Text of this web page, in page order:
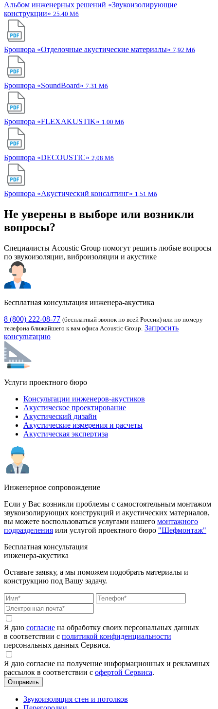
Альбом инженерных решений «Звукоизолирующие
конструкции» 25.40 Мб
Брошюра «Отделочные акустические материалы» 7,92 Мб
Брошюра «SoundBoard» 7,31 Мб
Брошюра «FLEXAKUSTIK» 1,00 Мб
Брошюра «DECOUSTIC» 2,08 Мб
Брошюра «Акустический консалтинг» 1,51 Мб
Не уверены в выборе или возникли
вопросы?
Специалисты Acoustic Group помогут решить любые вопросы
по звукоизоляции, виброизоляции и акустике
Бесплатная консультация инженера-акустика
8 (800) 222-08-77 (бесплатный звонок по всей России) или по номеру
телефона ближайшего к вам офиса Acoustic Group. Запросить
консультацию
Услуги проектного бюро
Консультации инженеров-акустиков
Акустическое проектирование
Акустический дизайн
Акустические измерения и расчеты
Акустическая экспертиза
Инженерное сопровождение
Если у Вас возникли проблемы с самостоятельным монтажом
звукоизолирующих конструкций и акустических материалов,
вы можете воспользоваться услугами нашего монтажного
подразделения или услугой проектного бюро "Шефмонтаж"
Бесплатная консультация
инженера-акустика
Оставьте заявку, а мы поможем подобрать материалы и
конструкцию под Вашу задачу.
Я даю согласие на обработку своих персональных данных
в соответствии с политикой конфиденциальности
персональных данных Сервиса.
Я даю согласие на получение информационных и рекламных
рассылок в соответствии с офертой Сервиса.
Звукоизоляция стен и потолков